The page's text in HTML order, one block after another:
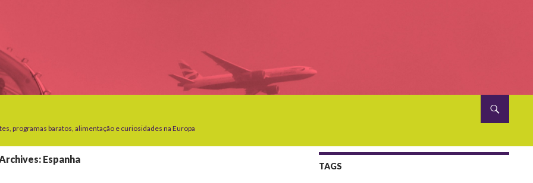
programas baratos, alimentação e curiosidades na Europa
Espanha
TAGS